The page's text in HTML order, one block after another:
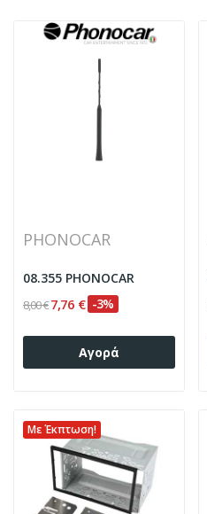
PHONOCAR
08.355 PHONOCAR
8,00 €7,76 € -3%
Αγορά
Με Έκπτωση!